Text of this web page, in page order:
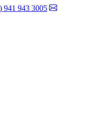
941 943 3005